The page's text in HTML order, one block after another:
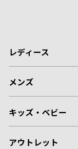
レディース
メンズ
キッズ・ベビー
アウトレット